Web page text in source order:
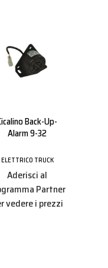
Back-Up-
Alarm 9-32
ELETTRICO TRUCK
Aderisci al
Partner
vedere i prezzi